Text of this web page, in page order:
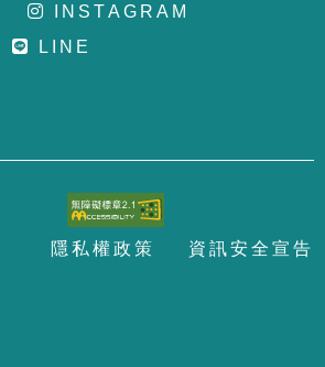
N S TA G R A M
L N E
隱 私 權政 策 資 訊安全 宣 告